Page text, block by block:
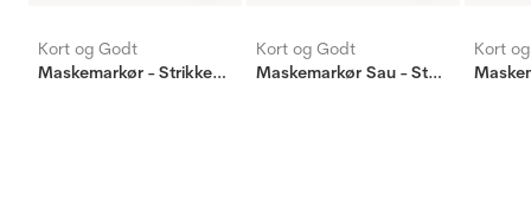
Kort og Godt
Maskemarkør - Strikkedronning - lys turkis
Kort og Godt
Maskemarkør Sau - Start - Hvit
Kort